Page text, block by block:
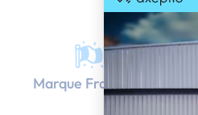
Marque Française